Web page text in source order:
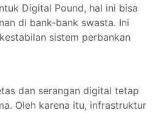
Digital Pound, hal ini bisa
di bank-bank swasta. Ini
sistem perbankan
dan serangan digital tetap
Oleh karena itu, infrastruktur